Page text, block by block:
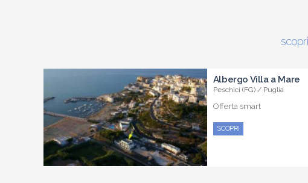
Albergo Villa a Mare
Peschici (FG) / Puglia
Offerta smart
SCOPRI